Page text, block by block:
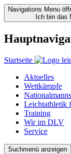
Navigations Menu
Ich bin das
Startseite
Aktuelles
Wettkämpfe
Leichtathletik
Training
Wir im DLV
Service
Suchmenü anzeigen